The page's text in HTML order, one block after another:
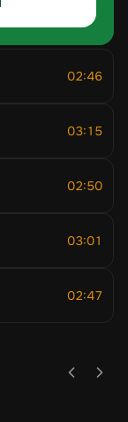
02:46
03:15
02:50
03:01
02:47